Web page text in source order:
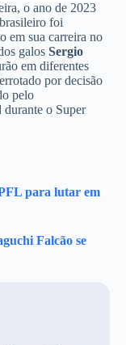
o ano de 2023
foi
em sua carreira no
galos Sergio
em diferentes
por decisão
pelo
o Super
para lutar em
Falcão se